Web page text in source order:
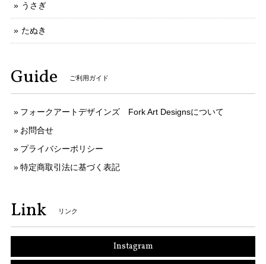
うさぎ
たぬき
Guide ご利用ガイド
フォークアートデザインズ Fork Art Designsについて
お問合せ
プライバシーポリシー
特定商取引法に基づく表記
Link リンク
Instagram